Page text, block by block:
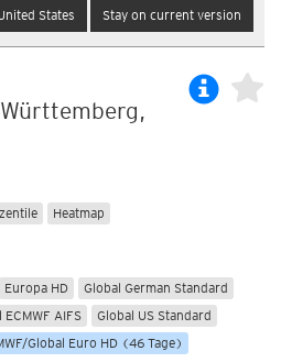
States Stay on current version
Heatmap
Europa HD
Global German Standard
ECMWF AIFS
Global US Standard
Global Euro HD (46 Tage)